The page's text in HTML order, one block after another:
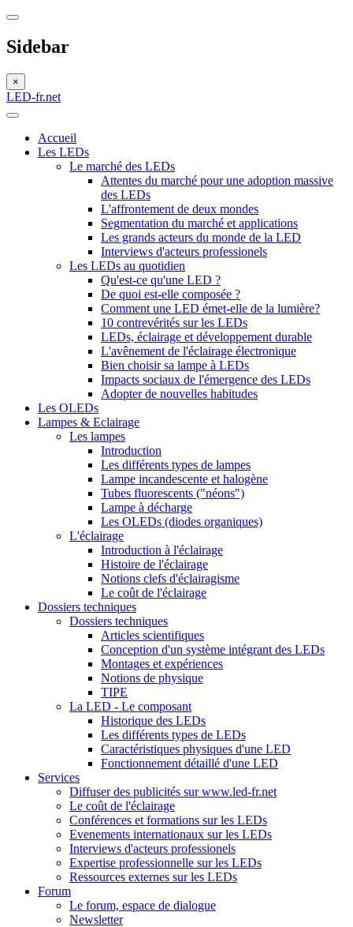
Sidebar
×
LED-fr.net
Accueil
Les LEDs
Le marché des LEDs
Attentes du marché pour une adoption massive
des LEDs
L'affrontement de deux mondes
Segmentation du marché et applications
Les grands acteurs du monde de la LED
Interviews d'acteurs professionels
Les LEDs au quotidien
Qu'est-ce qu'une LED ?
De quoi est-elle composée ?
Comment une LED émet-elle de la lumière?
10 contrevérités sur les LEDs
LEDs, éclairage et développement durable
L'avênement de l'éclairage électronique
Bien choisir sa lampe à LEDs
Impacts sociaux de l'émergence des LEDs
Adopter de nouvelles habitudes
Les OLEDs
Lampes & Eclairage
Les lampes
Introduction
Les différents types de lampes
Lampe incandescente et halogène
Tubes fluorescents ("néons")
Lampe à décharge
Les OLEDs (diodes organiques)
L'éclairage
Introduction à l'éclairage
Histoire de l'éclairage
Notions clefs d'éclairagisme
Le coût de l'éclairage
Dossiers techniques
Dossiers techniques
Articles scientifiques
Conception d'un système intégrant des LEDs
Montages et expériences
Notions de physique
TIPE
La LED - Le composant
Historique des LEDs
Les différents types de LEDs
Caractéristiques physiques d'une LED
Fonctionnement détaillé d'une LED
Services
Diffuser des publicités sur www.led-fr.net
Le coût de l'éclairage
Conférences et formations sur les LEDs
Evenements internationaux sur les LEDs
Interviews d'acteurs professionels
Expertise professionnelle sur les LEDs
Ressources externes sur les LEDs
Forum
Le forum, espace de dialogue
Newsletter